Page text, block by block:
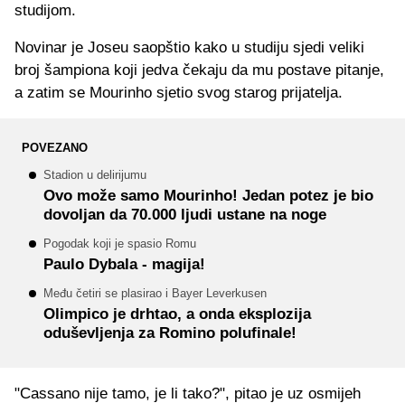
studijom.
Novinar je Joseu saopštio kako u studiju sjedi veliki
broj šampiona koji jedva čekaju da mu postave pitanje,
a zatim se Mourinho sjetio svog starog prijatelja.
POVEZANO
Stadion u delirijumu
Ovo može samo Mourinho! Jedan potez je bio
dovoljan da 70.000 ljudi ustane na noge
Pogodak koji je spasio Romu
Paulo Dybala - magija!
Među četiri se plasirao i Bayer Leverkusen
Olimpico je drhtao, a onda eksplozija
oduševljenja za Romino polufinale!
"Cassano nije tamo, je li tako?", pitao je uz osmijeh